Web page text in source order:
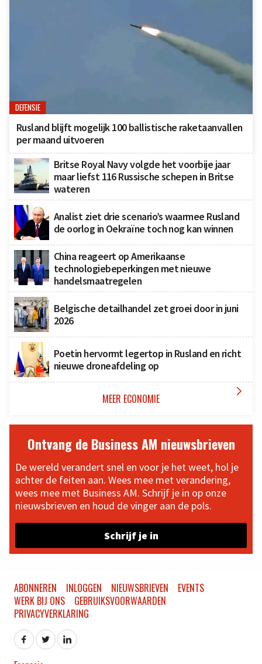
DEFENSIE
Rusland blijft mogelijk 100 ballistische raketaanvallen
per maand uitvoeren
Britse Royal Navy volgde het voorbije jaar
maar liefst 116 Russische schepen in Britse
wateren
Analist ziet drie scenario’s waarmee Rusland
de oorlog in Oekraïne toch nog kan winnen
China reageert op Amerikaanse
technologiebeperkingen met nieuwe
handelsmaatregelen
Belgische detailhandel zet groei door in juni
2026
Poetin hervormt legertop in Rusland en richt
nieuwe droneafdeling op
MEER ECONOMIE 
Ontvang de Business AM nieuwsbrieven
De wereld verandert snel en voor je het weet, hol je
achter de feiten aan. Wees mee met verandering,
wees mee met Business AM. Schrijf je in op onze
nieuwsbrieven en houd de vinger aan de pols.
Schrijf je in
ABONNEREN INLOGGEN NIEUWSBRIEVEN
EVENTS
WERK BIJ ONS
GEBRUIKSVOORWAARDEN
PRIVACYVERKLARING